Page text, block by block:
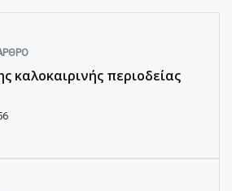
καλοκαιρινής περιοδείας